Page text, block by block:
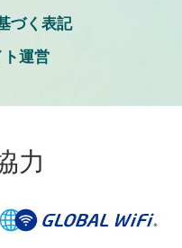
づく表記
運営
力